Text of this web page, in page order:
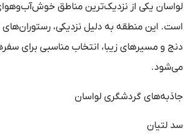
لواسان یکی از نزدیک‌ترین مناطق
است. این منطقه به دلیل نزدیکی، رستوران‌های
دنج و مسیرهای زیبا، انتخاب مناسبی برای
می‌شود.
جاذبه‌های گردشگری لواسان
سد لتیان